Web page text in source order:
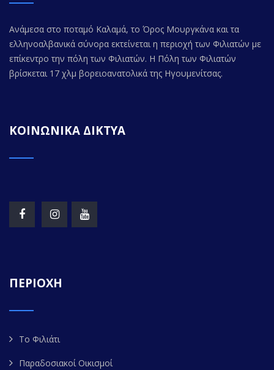
Ανάμεσα στο ποταμό Καλαμά, το Όρος Μουργκάνα και τα
ελληνοαλβανικά σύνορα εκτείνεται η περιοχή των Φιλιατών με
επίκεντρο την πόλη των Φιλιατών. Η Πόλη των Φιλιατών
βρίσκεται 17 χλμ βορειοανατολικά της Ηγουμενίτσας.
ΚΟΙΝΩΝΙΚΑ ΔΙΚΤΥΑ
ΠΕΡΙΟΧΗ
Το Φιλιάτι
Παραδοσιακοί Οικισμοί